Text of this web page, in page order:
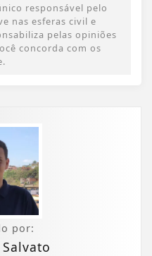
responsável pelo
nas esferas civil e
pelas opiniões
concorda com os
por: